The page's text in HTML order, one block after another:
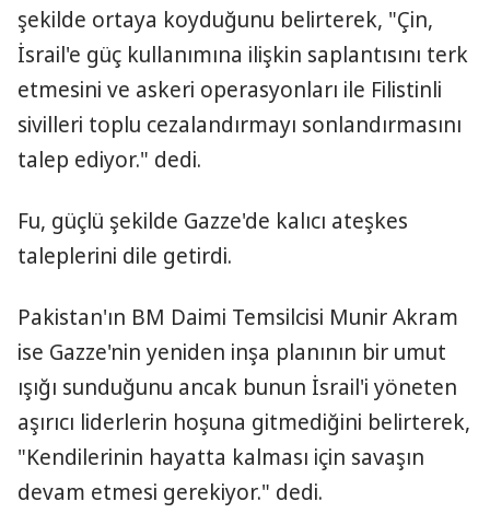
şekilde ortaya koyduğunu belirterek, "Çin,
İsrail'e güç kullanımına ilişkin saplantısını terk
etmesini ve askeri operasyonları ile Filistinli
sivilleri toplu cezalandırmayı sonlandırmasını
talep ediyor." dedi.
Fu, güçlü şekilde Gazze'de kalıcı ateşkes
taleplerini dile getirdi.
Pakistan'ın BM Daimi Temsilcisi Munir Akram
ise Gazze'nin yeniden inşa planının bir umut
ışığı sunduğunu ancak bunun İsrail'i yöneten
aşırıcı liderlerin hoşuna gitmediğini belirterek,
"Kendilerinin hayatta kalması için savaşın
devam etmesi gerekiyor." dedi.